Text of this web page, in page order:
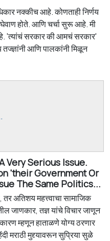
नक्कीच आहे. कोणताही निर्णय
होते. आणि चर्चा सुरू आहे. मी
'त्यांचं सरकार की आमचं सरकार'
तज्ज्ञांनी आणि पालकांनी मिळून
Very Serious Issue.
'their Government Or
The Same Politics...
तर अतिशय महत्त्वाचा सामाजिक
जाणकार, तज्ञ यांचे विचार जाणून
म्हणून हाताळणे योग्य ठरणार
मराठी मुद्द्यावरून सुप्रिया सुळे